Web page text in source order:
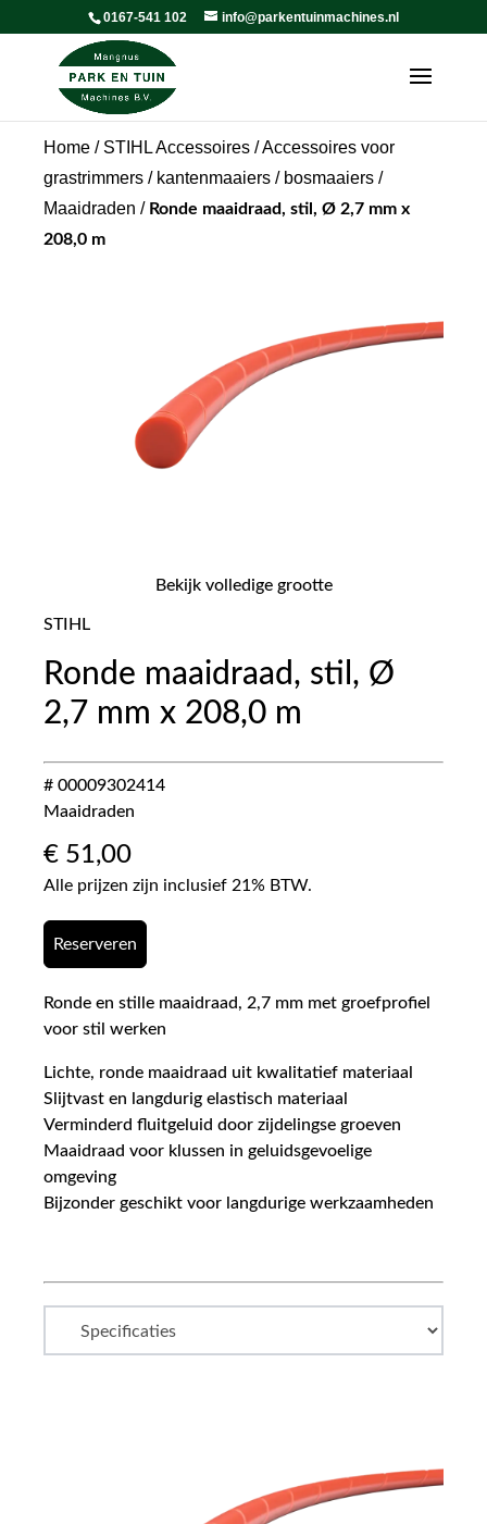
0167-541 102 info@parkentuinmachines.nl
Home / STIHL Accessoires /Accessoires voor
grastrimmers / kantenmaaiers / bosmaaiers /
Maaidraden / Ronde maaidraad, stil, Ø 2,7 mm x
208,0 m
Bekijk volledige grootte
STIHL
Ronde maaidraad, stil, Ø
2,7 mm x 208,0 m
# 00009302414
Maaidraden
€ 51,00
Alle prijzen zijn inclusief 21% BTW.
Reserveren
Ronde en stille maaidraad, 2,7 mm met groefprofiel
voor stil werken
Lichte, ronde maaidraad uit kwalitatief materiaal
Slijtvast en langdurig elastisch materiaal
Verminderd fluitgeluid door zijdelingse groeven
Maaidraad voor klussen in geluidsgevoelige
omgeving
Bijzonder geschikt voor langdurige werkzaamheden